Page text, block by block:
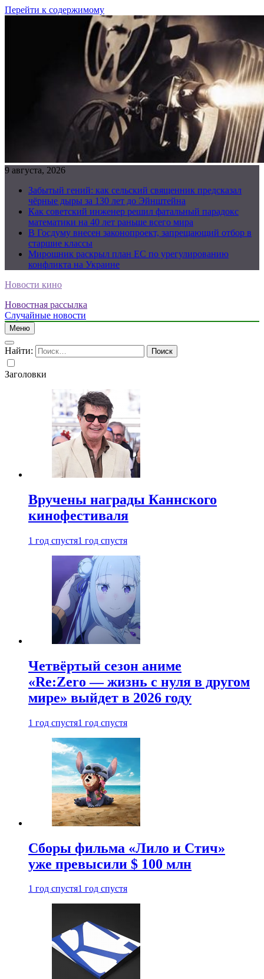
Перейти к содержимому
9 августа, 2026
Забытый гений: как сельский священник предсказал
чёрные дыры за 130 лет до Эйнштейна
Как советский инженер решил фатальный парадокс
математики на 40 лет раньше всего мира
В Госдуму внесен законопроект, запрещающий отбор в
старшие классы
Мирошник раскрыл план ЕС по урегулированию
конфликта на Украине
Новости кино
Новостная рассылка
Случайные новости
Меню
Найти:
Заголовки
Вручены награды Каннского
кинофестиваля
1 год спустя1 год спустя
Четвёртый сезон аниме
«Re:Zero — жизнь с нуля в другом
мире» выйдет в 2026 году
1 год спустя1 год спустя
Сборы фильма «Лило и Стич»
уже превысили $ 100 млн
1 год спустя1 год спустя